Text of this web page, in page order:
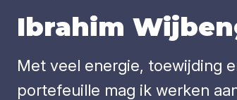
Ibrahim
Met veel energie, toewijding
portefeuille mag ik werken